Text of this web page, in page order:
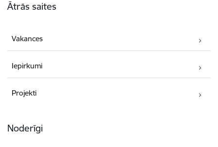
Ātrās saites
Vakances
Iepirkumi
Projekti
Noderīgi